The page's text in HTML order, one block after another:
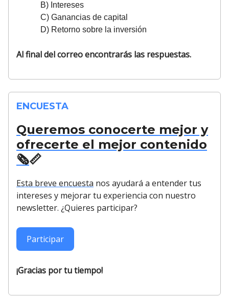
B) Intereses
C) Ganancias de capital
D) Retorno sobre la inversión
Al final del correo encontrarás las respuestas.
ENCUESTA
Queremos conocerte mejor y
ofrecerte el mejor contenido
🗞️📏
Esta breve encuesta nos ayudará a entender tus
intereses y mejorar tu experiencia con nuestro
newsletter. ¿Quieres participar?
Participar
¡Gracias por tu tiempo!